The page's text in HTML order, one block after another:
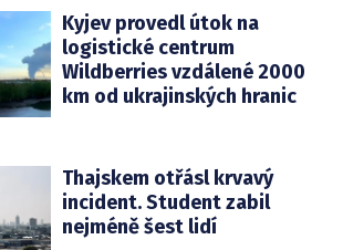
Kyjev provedl útok na
logistické centrum
Wildberries vzdálené 2000
km od ukrajinských hranic
Thajskem otřásl krvavý
incident. Student zabil
nejméně šest lidí